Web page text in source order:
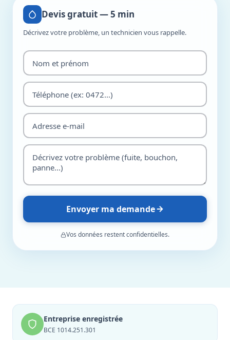
Devis gratuit — 5 min
Décrivez votre problème, un technicien vous rappelle.
Envoyer ma demande
Vos données restent confidentielles.
Entreprise enregistrée
BCE 1014.251.301